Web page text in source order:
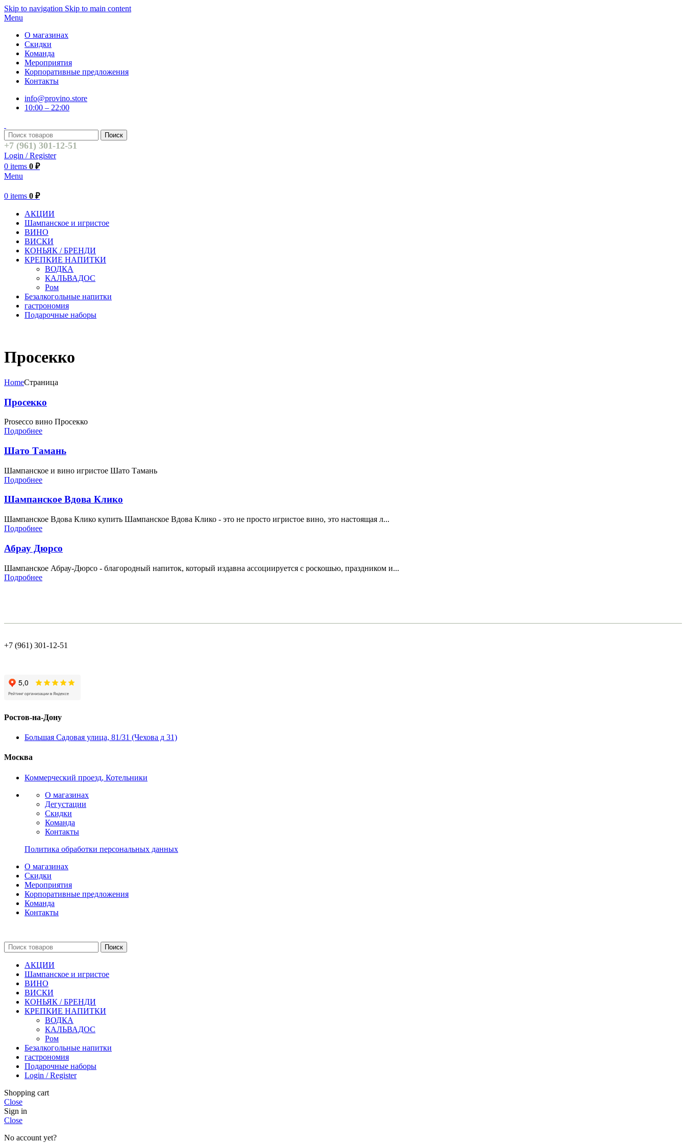
Skip to navigation Skip to main content
Menu
О магазинах
Скидки
Команда
Мероприятия
Корпоративные предложения
Контакты
info@provino.store
10:00 – 22:00
Поиск
+7 (961) 301-12-51
Login / Register
0 items 0 ₽
Menu
0 items 0 ₽
АКЦИИ
Шампанское и игристое
ВИНО
ВИСКИ
КОНЬЯК / БРЕНДИ
КРЕПКИЕ НАПИТКИ
ВОДКА
КАЛЬВАДОС
Ром
Безалкогольные напитки
гастрономия
Подарочные наборы
Просекко
HomeСтраница
Просекко
Prosecco вино Просекко
Подробнее
Шато Тамань
Шампанское и вино игристое Шато Тамань
Подробнее
Шампанское Вдова Клико
Шампанское Вдова Клико купить Шампанское Вдова Клико - это не просто игристое вино, это настоящая л...
Подробнее
Абрау Дюрсо
Шампанское Абрау-Дюрсо - благородный напиток, который издавна ассоциируется с роскошью, праздником и...
Подробнее
+7 (961) 301-12-51
Ростов-на-Дону
Большая Садовая улица, 81/31 (Чехова д 31)
Москва
Коммерческий проезд, Котельники
О магазинах
Дегустации
Скидки
Команда
Контакты
Политика обработки персональных данных
О магазинах
Скидки
Мероприятия
Корпоративные предложения
Команда
Контакты
Поиск
АКЦИИ
Шампанское и игристое
ВИНО
ВИСКИ
КОНЬЯК / БРЕНДИ
КРЕПКИЕ НАПИТКИ
ВОДКА
КАЛЬВАДОС
Ром
Безалкогольные напитки
гастрономия
Подарочные наборы
Login / Register
Shopping cart
Close
Sign in
Close
No account yet?